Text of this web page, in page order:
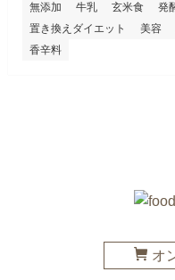
無添加
牛乳 玄米食 発
置き換えダイエット
美容
香辛料
オ